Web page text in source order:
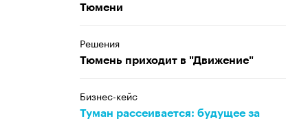
Тюмени
Решения
Тюмень приходит в "Движение"
Бизнес-кейс
Туман рассеивается: будущее за